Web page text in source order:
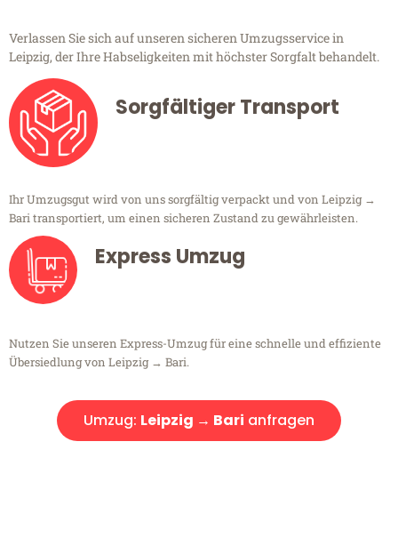
Verlassen Sie sich auf unseren sicheren Umzugsservice in
Leipzig, der Ihre Habseligkeiten mit höchster Sorgfalt behandelt.
Sorgfältiger Transport
Ihr Umzugsgut wird von uns sorgfältig verpackt und von Leipzig →
Bari transportiert, um einen sicheren Zustand zu gewährleisten.
Express Umzug
Nutzen Sie unseren Express-Umzug für eine schnelle und effiziente
Übersiedlung von Leipzig → Bari.
Umzug: Leipzig → Bari anfragen